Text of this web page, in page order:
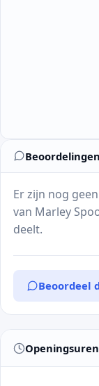
Beoordelingen
Er zijn nog
van Marley
deelt.
Beoordeel
Openingsuren